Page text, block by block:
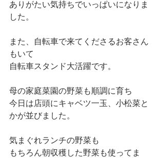
ありがたい気持ちでいっぱいになりま
した。
また、自転車で来てくださるお客さん
もいて
自転車スタンド大活躍です。
母の家庭菜園の野菜も順調に育ち
今日は店頭にキャベツ一玉、小松菜と
かが並びました。
気まぐれランチの野菜も
もちろん朝収穫した野菜も使ってま